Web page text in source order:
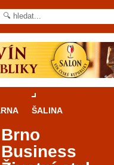
ŠALINA
Brno
Business